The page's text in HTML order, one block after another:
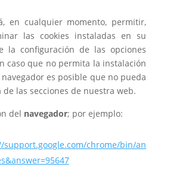
en cualquier momento, permitir,
las cookies instaladas en su
la configuración de las opciones
caso que no permita la instalación
es posible que no pueda
de las secciones de nuestra web.
del navegador; por ejemplo:
support.google.com/chrome/bin/an